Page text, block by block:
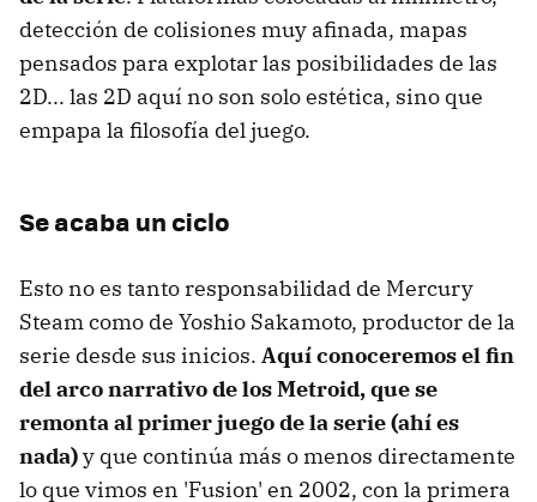
detección de colisiones muy afinada, mapas
pensados para explotar las posibilidades de las
2D... las 2D aquí no son solo estética, sino que
empapa la filosofía del juego.
Se acaba un ciclo
Esto no es tanto responsabilidad de Mercury
Steam como de Yoshio Sakamoto, productor de la
serie desde sus inicios. Aquí conoceremos el fin
del arco narrativo de los Metroid, que se
remonta al primer juego de la serie (ahí es
nada)y que continúa más o menos directamente
lo que vimos en 'Fusion' en 2002, con la primera